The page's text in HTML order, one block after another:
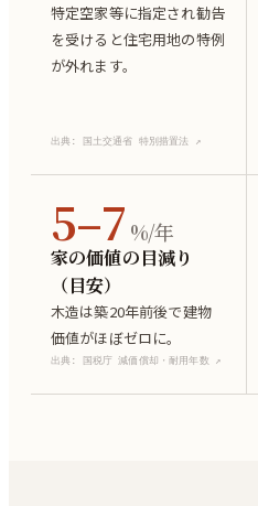
特定空家等に指定され勧告
を受けると住宅用地の特例
が外れます。
出典: 国土交通省 特別措置法 ↗
5–7 %/年
家の価値の目減り
（目安）
木造は築20年前後で建物
価値がほぼゼロに。
出典: 国税庁 減価償却・耐用年数 ↗